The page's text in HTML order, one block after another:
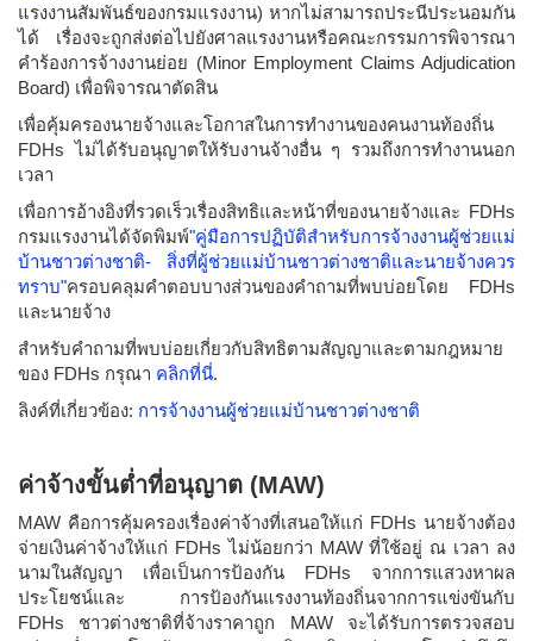
แรงงานสัมพันธ์ของกรมแรงงาน) หากไม่สามารถประนีประนอมกัน
ได้ เรื่องจะถูกส่งต่อไปยังศาลแรงงานหรือคณะกรรมการพิจารณา
คำร้องการจ้างงานย่อย (Minor Employment Claims Adjudication
Board) เพื่อพิจารณาตัดสิน
เพื่อคุ้มครองนายจ้างและโอกาสในการทำงานของคนงานท้องถิ่น
FDHs ไม่ได้รับอนุญาตให้รับงานจ้างอื่น ๆ รวมถึงการทำงานนอก
เวลา
เพื่อการอ้างอิงที่รวดเร็วเรื่องสิทธิและหน้าที่ของนายจ้างและ FDHs
กรมแรงงานได้จัดพิมพ์"คู่มือการปฏิบัติสำหรับการจ้างงานผู้ช่วยแม่
บ้านชาวต่างชาติ- สิ่งที่ผู้ช่วยแม่บ้านชาวต่างชาติและนายจ้างควร
ทราบ"ครอบคลุมคำตอบบางส่วนของคำถามที่พบบ่อยโดย FDHs
และนายจ้าง
สำหรับคำถามที่พบบ่อยเกี่ยวกับสิทธิตามสัญญาและตามกฎหมาย
ของ FDHs กรุณา คลิกที่นี่.
ลิงค์ที่เกี่ยวข้อง: การจ้างงานผู้ช่วยแม่บ้านชาวต่างชาติ
ค่าจ้างขั้นต่ำที่อนุญาต (MAW)
MAW คือการคุ้มครองเรื่องค่าจ้างที่เสนอให้แก่ FDHs นายจ้างต้อง
จ่ายเงินค่าจ้างให้แก่ FDHs ไม่น้อยกว่า MAW ที่ใช้อยู่ ณ เวลา ลง
นามในสัญญา เพื่อเป็นการป้องกัน FDHs จากการแสวงหาผล
ประโยชน์และ การป้องกันแรงงานท้องถิ่นจากการแข่งขันกับ
FDHs ชาวต่างชาติที่จ้างราคาถูก MAW จะได้รับการตรวจสอบ